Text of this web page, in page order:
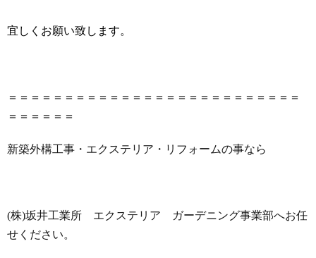
宜しくお願い致します。
＝＝＝＝＝＝＝＝＝＝＝＝＝＝＝＝＝＝＝＝＝＝＝＝＝＝
＝＝＝＝＝＝
新築外構工事・エクステリア・リフォームの事なら
(株)坂井工業所 エクステリア ガーデニング事業部へお任
せください。